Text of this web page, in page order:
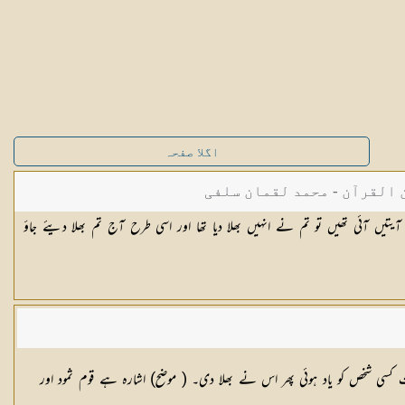
اگلا صفحہ
القرآن - محمد لقمان سلفی
آئی تھیں تو تم نے انہیں بھلا دیا تھا اور اسی طرح آج تم بھلا دیئے جاؤ
شخص کو یاد ہوئی پھر اس نے بھلا دی۔ ( موضح) اشارہ ہے قوم ثمود اور